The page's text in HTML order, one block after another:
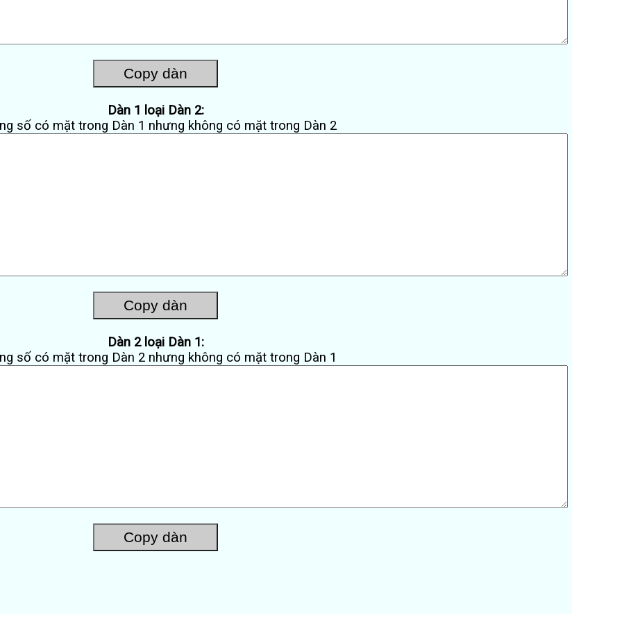
Dàn 1 loại Dàn 2:
số có mặt trong Dàn 1 nhưng không có mặt trong Dàn 2
Dàn 2 loại Dàn 1:
số có mặt trong Dàn 2 nhưng không có mặt trong Dàn 1